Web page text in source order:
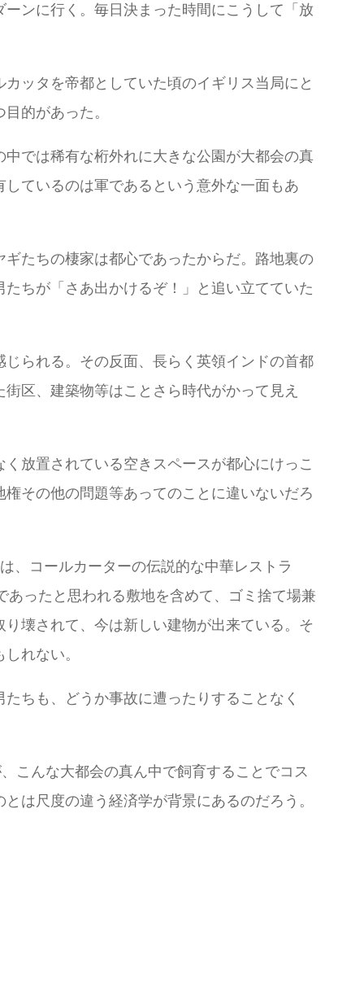
ンに行く。毎日決まった時間にこうして「放
ッタを帝都としていた頃のイギリス当局にと
的があった。
では稀有な桁外れに大きな公園が大都会の真
ているのは軍であるという意外な一面もあ
たちの棲家は都心であったからだ。路地裏の
ちが「さあ出かけるぞ！」と追い立てていた
られる。その反面、長らく英領インドの首都
区、建築物等はことさら時代がかって見え
放置されている空きスペースが都心にけっこ
その他の問題等あってのことに違いないだろ
、コールカーターの伝説的な中華レストラ
ったと思われる敷地を含めて、ゴミ捨て場兼
壊されて、今は新しい建物が出来ている。そ
れない。
ちも、どうか事故に遭ったりすることなく
こんな大都会の真ん中で飼育することでコス
は尺度の違う経済学が背景にあるのだろう。